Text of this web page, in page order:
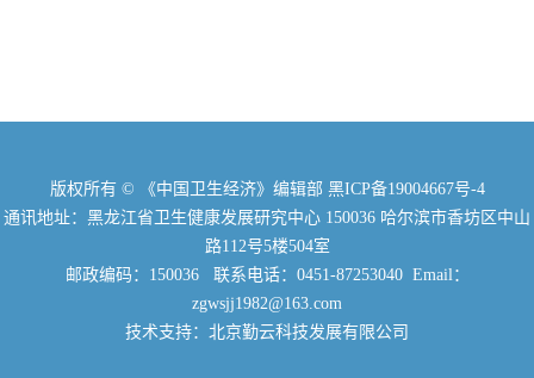
版权所有 © 《中国卫生经济》编辑部 黑ICP备19004667号-4
通讯地址：黑龙江省卫生健康发展研究中心 150036 哈尔滨市香坊区中山
路112号5楼504室
邮政编码：150036 联系电话：0451-87253040 Email：
zgwsjj1982@163.com
技术支持：北京勤云科技发展有限公司